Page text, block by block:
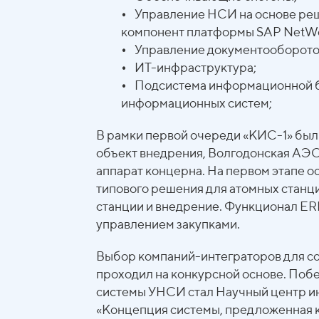
• Управление НСИ на основе
компонент платформы SАР
• Управление
• ИТ-инфраструктура;
• Подсистема информационной
информационных систем;
В рамки первой очереди «КИС-1»
объект внедрения, Волгодонская
аппарат концерна. На первом этапе
типового решения для атомных
станции и внедрение. Функционал
управлением закупками.
Выбор компаний-интеграторов для
проходил на конкурсной основе.
системы УНСИ стал Научный центр
«Концепция системы, предложенная